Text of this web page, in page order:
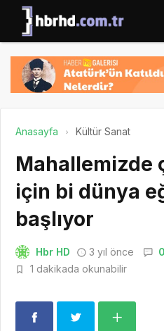
Anasayfa Kültür Sanat
Mahallemizde
için bi dünya
başlıyor
Hbr HD 3 yıl önce 0
1 dakikada okunabilir